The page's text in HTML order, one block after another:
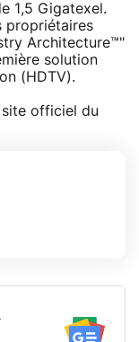
1,5 Gigatexel.
propriétaires
Architecture™"
solution
(HDTV).
officiel du